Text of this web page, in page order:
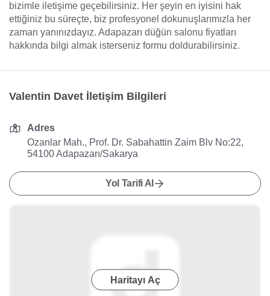
bizimle iletişime geçebilirsiniz. Her şeyin en iyisini hak
ettiğiniz bu süreçte, biz profesyonel dokunuşlarımızla her
zaman yanınızdayız. Adapazarı düğün salonu fiyatları
hakkında bilgi almak isterseniz formu doldurabilirsiniz.
Valentin Davet İletişim Bilgileri
Adres
Ozanlar Mah., Prof. Dr. Sabahattin Zaim Blv No:22,
54100 Adapazarı/Sakarya
Yol Tarifi Al
Haritayı Aç